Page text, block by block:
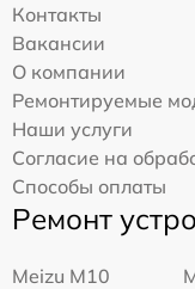
Контакты
Вакансии
О компании
Ремонтируемые
Наши услуги
Согласие на
Способы оплаты
Ремонт
Meizu M10